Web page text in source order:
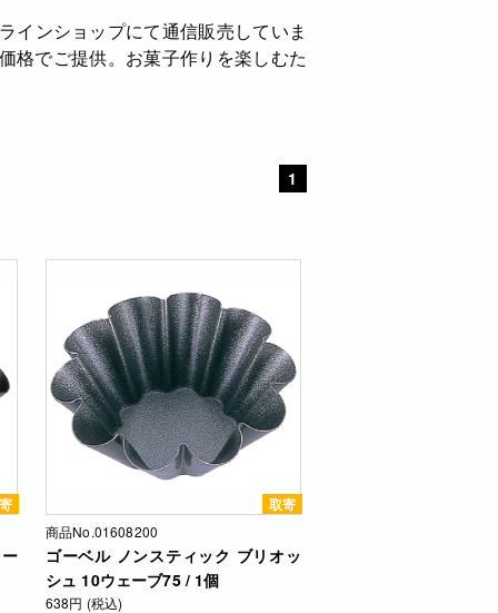
インショップにて通信販売していま
格でご提供。お菓子作りを楽しむた
1
取寄
商品No.01608200
ゴーベル ノンスティック ブリオッ
シュ 10ウェーブ75 / 1個
638円 (税込)